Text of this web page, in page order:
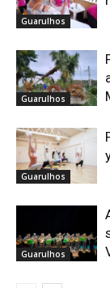
Guarulhos
Guarulhos
Guarulhos
Guarulhos